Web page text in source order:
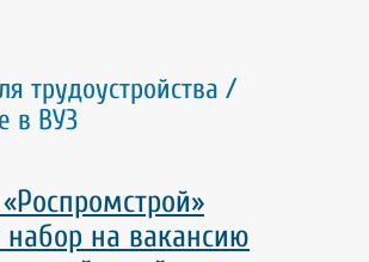
трудоустройства /
в ВУЗ
набор на вакансию